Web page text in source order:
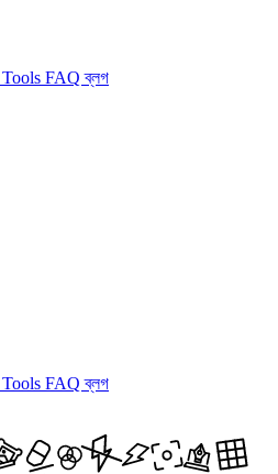
Tools FAQব্লগ
Tools FAQব্লগ